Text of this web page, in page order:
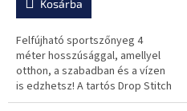
Kosárba
Felfújható sportszőnyeg 4
méter hosszúsággal, amellyel
otthon, a szabadban és a vízen
is edzhetsz! A tartós Drop Stitch
anyagnak köszönhetően